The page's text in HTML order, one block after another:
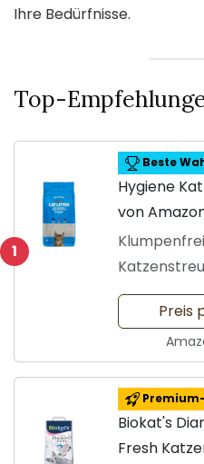
Ihre Bedürfnisse.
Top-
1
Beste
Hygiene
von
Reinigung
Preis
Biokat's
Fresh